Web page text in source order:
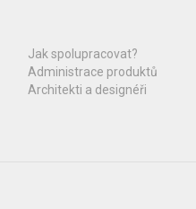
Jak spolupracovat?
Administrace produktů
Architekti a designéři